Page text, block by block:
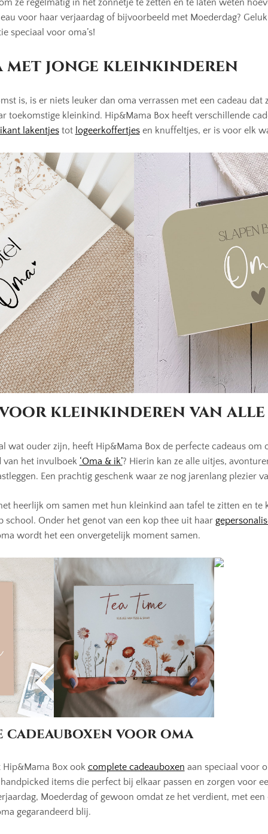
ze regelmatig in het zonnetje te zetten en te laten weten
voor haar verjaardag of bijvoorbeeld met Moederdag?
speciaal voor oma’s!
met jonge kleinkinderen
is, is er niets leuker dan oma verrassen met een cadeau dat
toekomstige kleinkind. Hip&Mama Box heeft verschillende
lakentjestot logeerkoffertjesen knuffeltjes, er is voor elk
voor kleinkinderen van
wat ouder zijn, heeft Hip&Mama Box de perfecte cadeaus om
het invulboek ‘Oma & ik’? Hierin kan ze alle uitjes,
Een prachtig geschenk waar ze nog jarenlang plezier
heerlijk om samen met hun kleinkind aan tafel te zitten en te
school. Onder het genot van een kop thee uit haar
wordt het een onvergetelijk moment samen.
voor oma
Hip&Mama Box ook complete cadeauboxen aan speciaal voor
items die perfect bij elkaar passen en zorgen voor
Moederdag of gewoon omdat ze het verdient, met een
gegarandeerd blij.